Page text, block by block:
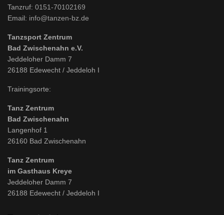
Tanzruf: 0151-70102169
Email: info@tanzen-bz.de
Tanzsport Zentrum
Bad Zwischenahn e.V.
Jeddeloher Damm 7
26188 Edewecht / Jeddeloh I
Trainingsorte:
Tanz Zentrum
Bad Zwischenahn
Langenhof 1
26160 Bad Zwischenahn
Tanz Zentrum
im Gasthaus Kreye
Jeddeloher Damm 7
26188 Edewecht / Jeddeloh I